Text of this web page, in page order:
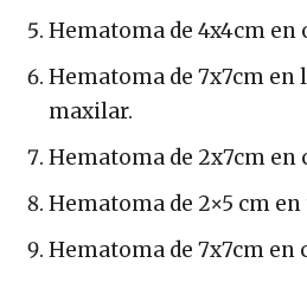
Hematoma de 4x4cm en
Hematoma de 7x7cm en
maxilar.
Hematoma de 2x7cm en
Hematoma de 2×5 cm
Hematoma de 7x7cm en